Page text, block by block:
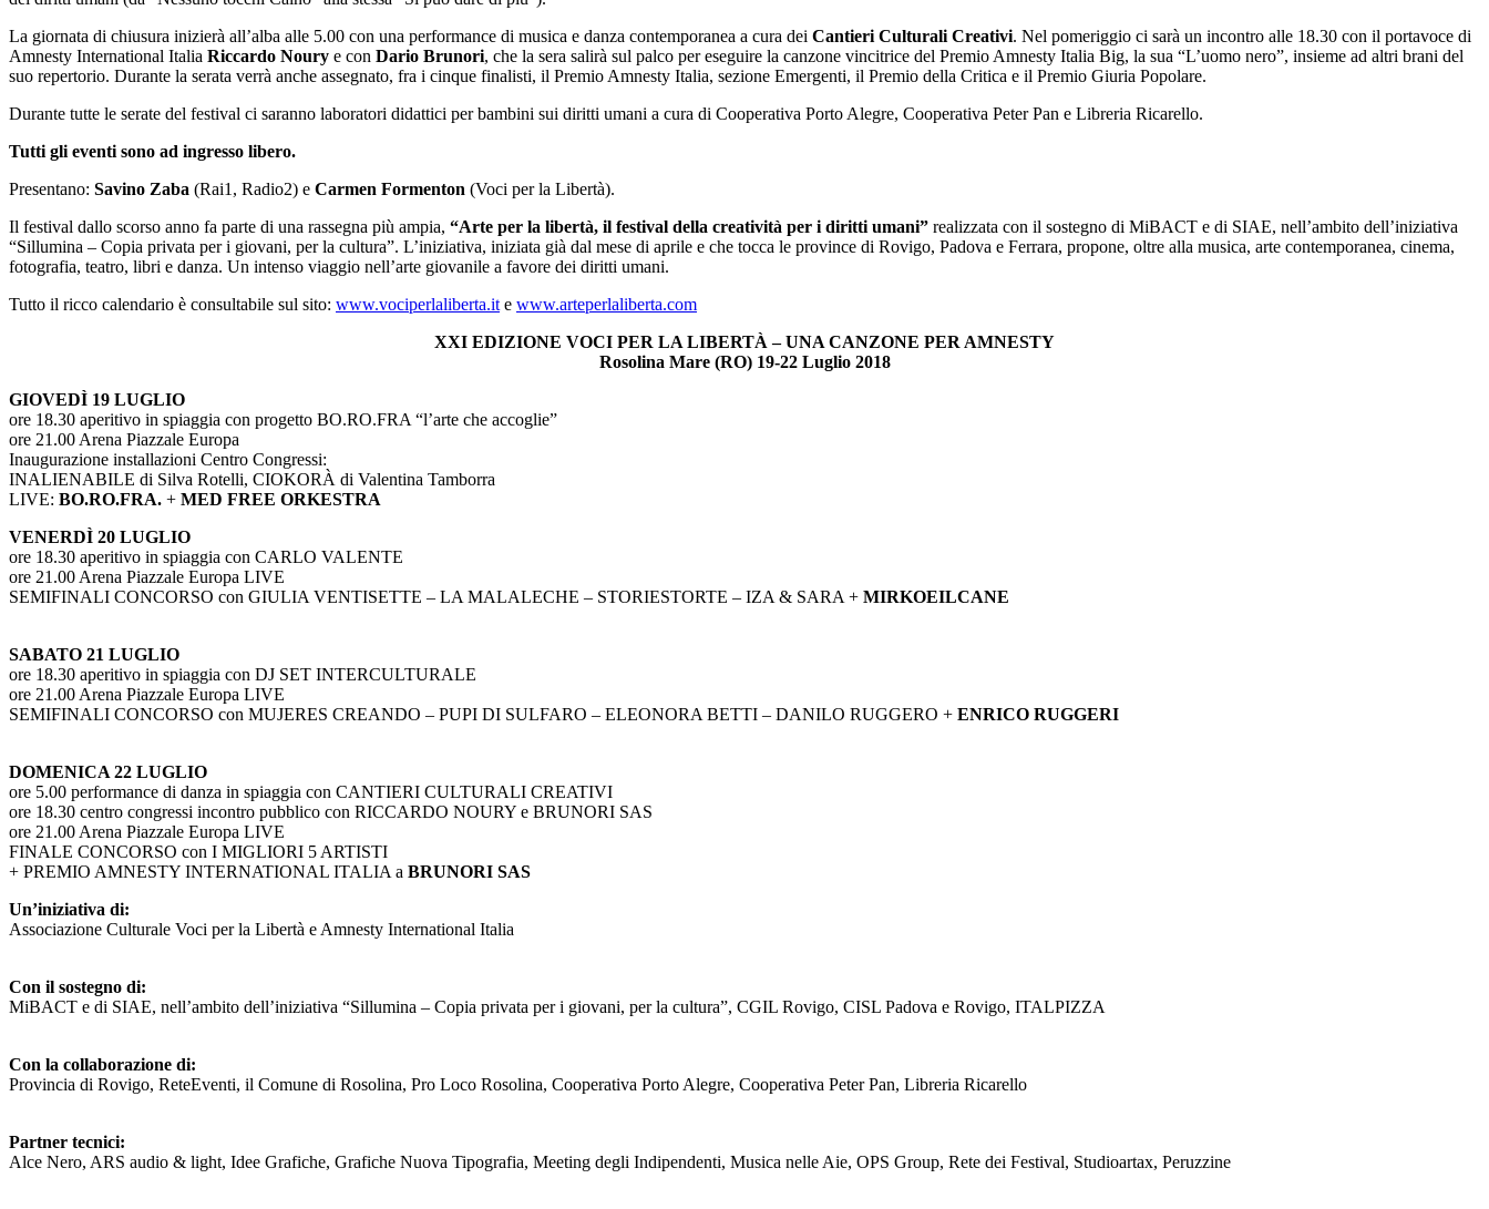
La giornata di chiusura inizierà all’alba alle 5.00 con una performance di musica e danza contemporanea a cura dei Cantieri Culturali Creativi. Nel pomeriggio ci sarà un incontro alle 18.30 con il portavoce di
Amnesty International Italia Riccardo Noury e con Dario Brunori, che la sera salirà sul palco per eseguire la canzone vincitrice del Premio Amnesty Italia Big, la sua “L’uomo nero”, insieme ad altri brani del
suo repertorio. Durante la serata verrà anche assegnato, fra i cinque finalisti, il Premio Amnesty Italia, sezione Emergenti, il Premio della Critica e il Premio Giuria Popolare.
Durante tutte le serate del festival ci saranno laboratori didattici per bambini sui diritti umani a cura di Cooperativa Porto Alegre, Cooperativa Peter Pan e Libreria Ricarello.
Tutti gli eventi sono ad ingresso libero.
Presentano: Savino Zaba (Rai1, Radio2) e Carmen Formenton (Voci per la Libertà).
Il festival dallo scorso anno fa parte di una rassegna più ampia, “Arte per la libertà, il festival della creatività per i diritti umani” realizzata con il sostegno di MiBACT e di SIAE, nell’ambito dell’iniziativa
“Sillumina – Copia privata per i giovani, per la cultura”. L’iniziativa, iniziata già dal mese di aprile e che tocca le province di Rovigo, Padova e Ferrara, propone, oltre alla musica, arte contemporanea, cinema,
fotografia, teatro, libri e danza. Un intenso viaggio nell’arte giovanile a favore dei diritti umani.
Tutto il ricco calendario è consultabile sul sito: www.vociperlaliberta.it e www.arteperlaliberta.com
XXI EDIZIONE VOCI PER LA LIBERTÀ – UNA CANZONE PER AMNESTY
Rosolina Mare (RO) 19-22 Luglio 2018
GIOVEDÌ 19 LUGLIO
ore 18.30 aperitivo in spiaggia con progetto BO.RO.FRA “l’arte che accoglie”
ore 21.00 Arena Piazzale Europa
Inaugurazione installazioni Centro Congressi:
INALIENABILE di Silva Rotelli, CIOKORÀ di Valentina Tamborra
LIVE: BO.RO.FRA. + MED FREE ORKESTRA
VENERDÌ 20 LUGLIO
ore 18.30 aperitivo in spiaggia con CARLO VALENTE
ore 21.00 Arena Piazzale Europa LIVE
SEMIFINALI CONCORSO con GIULIA VENTISETTE – LA MALALECHE – STORIESTORTE – IZA & SARA + MIRKOEILCANE
SABATO 21 LUGLIO
ore 18.30 aperitivo in spiaggia con DJ SET INTERCULTURALE
ore 21.00 Arena Piazzale Europa LIVE
SEMIFINALI CONCORSO con MUJERES CREANDO – PUPI DI SULFARO – ELEONORA BETTI – DANILO RUGGERO + ENRICO RUGGERI
DOMENICA 22 LUGLIO
ore 5.00 performance di danza in spiaggia con CANTIERI CULTURALI CREATIVI
ore 18.30 centro congressi incontro pubblico con RICCARDO NOURY e BRUNORI SAS
ore 21.00 Arena Piazzale Europa LIVE
FINALE CONCORSO con I MIGLIORI 5 ARTISTI
+ PREMIO AMNESTY INTERNATIONAL ITALIA a BRUNORI SAS
Un’iniziativa di:
Associazione Culturale Voci per la Libertà e Amnesty International Italia
Con il sostegno di:
MiBACT e di SIAE, nell’ambito dell’iniziativa “Sillumina – Copia privata per i giovani, per la cultura”, CGIL Rovigo, CISL Padova e Rovigo, ITALPIZZA
Con la collaborazione di:
Provincia di Rovigo, ReteEventi, il Comune di Rosolina, Pro Loco Rosolina, Cooperativa Porto Alegre, Cooperativa Peter Pan, Libreria Ricarello
Partner tecnici:
Alce Nero, ARS audio & light, Idee Grafiche, Grafiche Nuova Tipografia, Meeting degli Indipendenti, Musica nelle Aie, OPS Group, Rete dei Festival, Studioartax, Peruzzine